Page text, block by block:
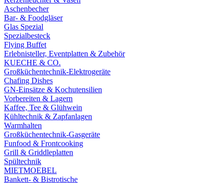
Aschenbecher
Bar- & Foodgläser
Glas Spezial
Spezialbesteck
Flying Buffet
Erlebnisteller, Eventplatten & Zubehör
KUECHE & CO.
Großküchentechnik-Elektrogeräte
Chafing Dishes
GN-Einsätze & Kochutensilien
Vorbereiten & Lagern
Kaffee, Tee & Glühwein
Kühltechnik & Zapfanlagen
Warmhalten
Großküchentechnik-Gasgeräte
Funfood & Frontcooking
Grill & Griddleplatten
Spültechnik
MIETMOEBEL
Bankett- & Bistrotische